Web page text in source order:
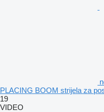
PLACING BOOM strijela za
19
VIDEO